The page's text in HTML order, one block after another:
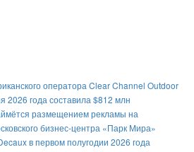
оператора Clear Channel Outdoor
2026 года составила $812 млн
размещением рекламы на
бизнес-центра «Парк Мира»
в первом полугодии 2026 года